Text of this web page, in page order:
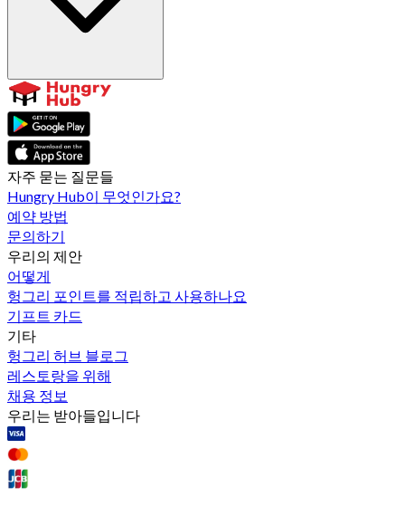
자주 묻는 질문들
Hungry Hub이 무엇인가요?
예약 방법
문의하기
우리의 제안
어떻게
헝그리 포인트를 적립하고 사용하나요
기프트 카드
기타
헝그리 허브 블로그
레스토랑을 위해
채용 정보
우리는 받아들입니다